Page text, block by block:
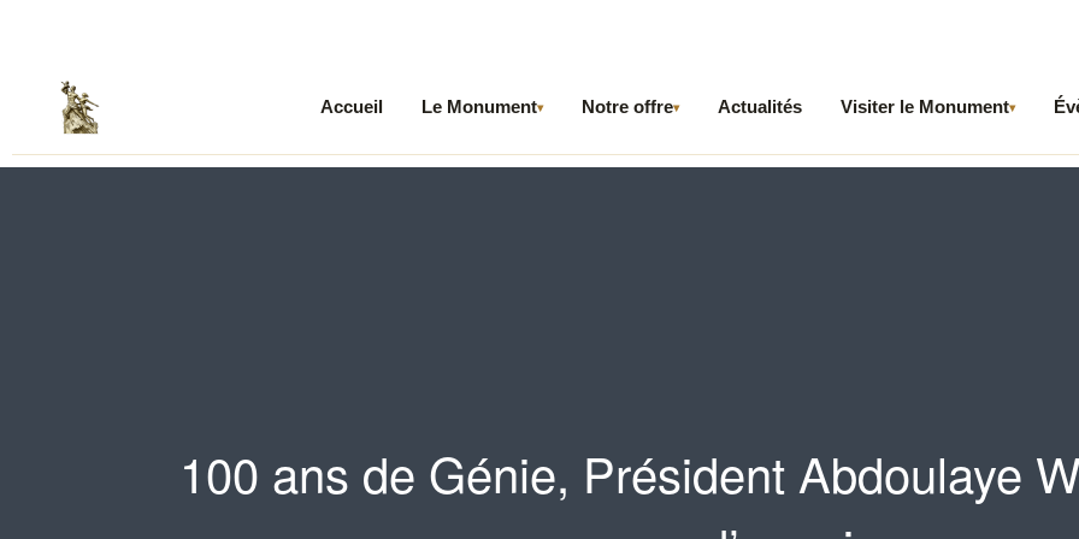
Accueil Le Monument▾ Notre offre▾ Actualités Visiter le Monument▾
100 ans de Génie, Président Abdoulaye